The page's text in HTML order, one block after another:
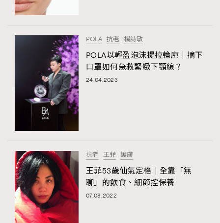
POLA 抗老 楊詩敏
POLA以輕盈泡沫提拉輪廓｜摘下
口罩如何急救緊緻下顎線？
24.04.2023
抗老 王菲 護膚
王菲53歲仙氣定格｜全靠「無
聊」的飲食、細節控保養
07.08.2022